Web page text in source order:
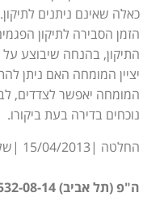
כאלה שאינם ניתנים
הזמן הסבירה לתיקון
התיקון, בהנחה שיבוצע על
יציין המומחה האם ניתן
המומחה יאפשר לצדדים,
נוכחים בדירה בעת ביקורו.
החלטה |15/04/2013 |שלום – תל אביב
ה"פ (תל אביב) 44532-08-14- אסף ברזני נגד שמשון גבאי